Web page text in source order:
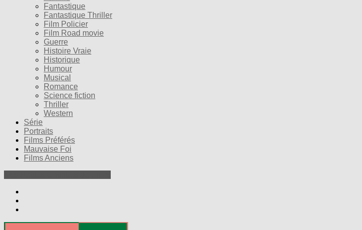
Fantastique
Fantastique Thriller
Film Policier
Film Road movie
Guerre
Histoire Vraie
Historique
Humour
Musical
Romance
Science fiction
Thriller
Western
Série
Portraits
Films Préférés
Mauvaise Foi
Films Anciens